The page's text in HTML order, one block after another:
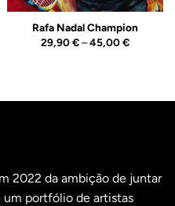
Rafa Nadal Champion
29,90€–45,00€Price
2022 da ambição de juntar
um portfólio de artistas